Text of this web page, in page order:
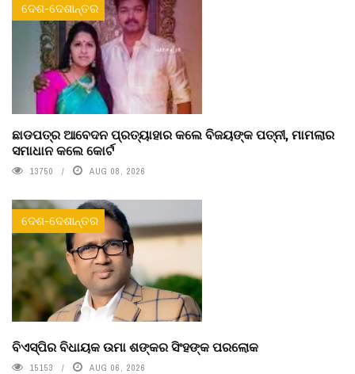
ଦେଶ-ଦେଶାନ୍ତର
ଛାଡପତ୍ର ଆବେଦନ ପ୍ରତ୍ୟାହାର କଲେ ବିଜୟଙ୍କ ପତ୍ନୀ, ମାମଲାର
ସମାଧାନ କଲେ କୋର୍ଟ
13750 AUG 08, 2026
ଦେଶ-ଦେଶାନ୍ତର
ବିଏସ୍‌ପିର ବିଧାୟକ ଉମା ଶଙ୍କର ସିଂହଙ୍କ ପରଲୋକ
15153 AUG 06, 2026